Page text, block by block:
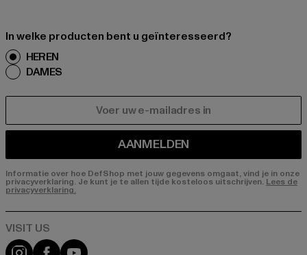
In welke producten bent u geïnteresseerd?
HEREN
DAMES
AANMELDEN
Informatie over hoe DefShop met jouw gegevens omgaat, vind je in onze
privacyverklaring. Je kunt je te allen tijde kosteloos uitschrijven. Lees de
privacyverklaring.
Visit our Instagram page:
Visit our Facebook page:
Visit our YouTube channel: